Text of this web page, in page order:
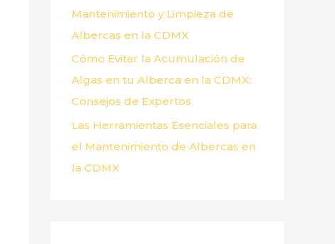
Mantenimiento y Limpieza de
Albercas en la CDMX
Cómo Evitar la Acumulación de
Algas en tu Alberca en la CDMX:
Consejos de Expertos
Las Herramientas Esenciales para
el Mantenimiento de Albercas en
la CDMX